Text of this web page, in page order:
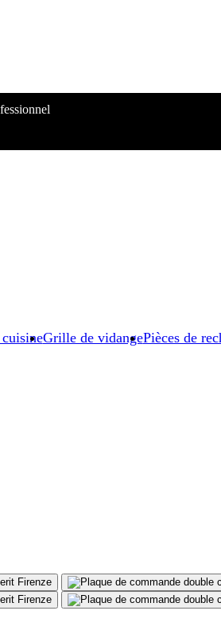
Grille de vidangePièces de